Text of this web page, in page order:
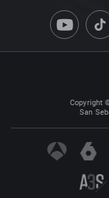
Copyright
San